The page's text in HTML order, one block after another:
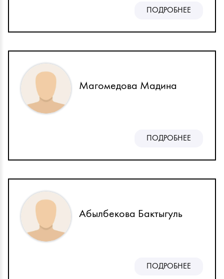
ПОДРОБНЕЕ
Магомедова Мадина
ПОДРОБНЕЕ
Абылбекова Бактыгуль
ПОДРОБНЕЕ